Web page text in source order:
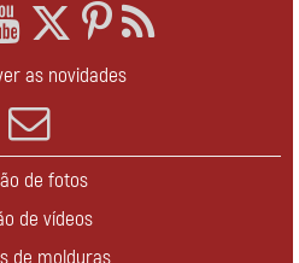
as novidades
de fotos
de vídeos
de molduras